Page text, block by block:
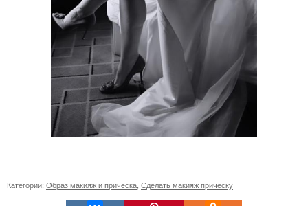
Категории: Образ макияж и прическа Сделать макияж прическу